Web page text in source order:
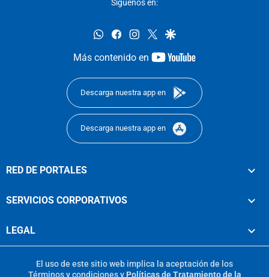
Síguenos en:
whatsappfacebookinstagram
twittergoogle
Más contenido en
youtube-
Descarga nuestra app en
Descarga nuestra app en
RED DE PORTALES
SERVICIOS CORPORATIVOS
LEGAL
El uso de este sitio web implica la aceptación de los
Términos y condicionesy Políticas de Tratamiento de la